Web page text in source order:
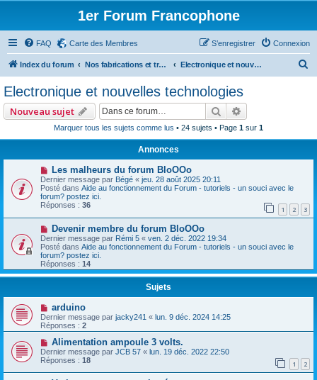
1er Forum Francophone
FAQ Carte des Membres Connexion
S’enregistrer
Index du forum Nos fabrications et travaux (sauf machines) Electronique et nouvelles technologies
r
Electronique et nouvelles technologies
Nouveau sujet Rechercher
Marquer tous les sujets comme lus • 24 sujets • Page 1 sur 1
Annonces
Les malheurs du forum BloOOo
Dernier message par Bégé « jeu. 28 août 2025 20:11
Posté dans Aide au fonctionnement du Forum - tutoriels - un souci avec le
forum? postez ici.
Réponses : 36 1 2 3
Devenir membre du forum BloOOo
Dernier message par Rémi 5 « ven. 2 déc. 2022 19:34
Posté dans Aide au fonctionnement du Forum - tutoriels - un souci avec le
forum? postez ici.
Réponses : 14
Sujets
arduino
Dernier message par jacky241 « lun. 9 déc. 2024 14:25
Réponses : 2
Alimentation ampoule 3 volts.
Dernier message par JCB 57 « lun. 19 déc. 2022 22:50
Réponses : 18 1 2